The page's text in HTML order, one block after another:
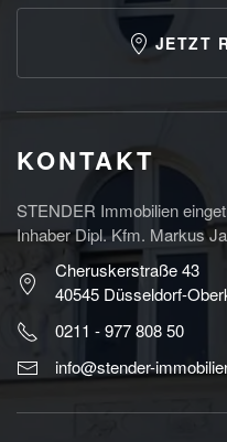
JETZT
KONTAKT
STENDER Immobilien
Inhaber Dipl. Kfm. Markus
Cheruskerstraße 43
40545 Düsseldorf-
0211 - 977 808 50
info@stender-